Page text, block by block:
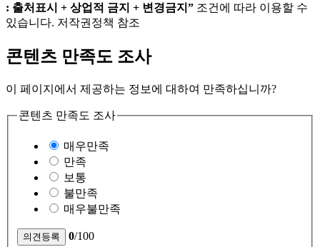
: 출처표시 + 상업적 금지 + 변경금지” 조건에 따라 이용할 수
있습니다. 저작권정책 참조
콘텐츠 만족도 조사
이 페이지에서 제공하는 정보에 대하여 만족하십니까?
콘텐츠 만족도 조사
매우만족
만족
보통
불만족
매우불만족
0/100